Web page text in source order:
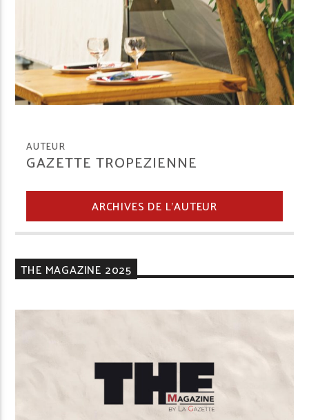
AUTEUR
GAZETTE TROPEZIENNE
ARCHIVES DE L'AUTEUR
THE MAGAZINE 2025